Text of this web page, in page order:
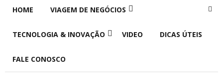
HOME VIAGEM DE NEGÓCIOS
TECNOLOGIA & INOVAÇÃO VIDEO DICAS ÚTEIS
FALE CONOSCO